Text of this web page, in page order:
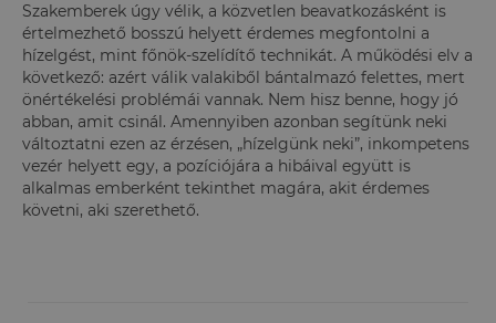
Szakemberek úgy vélik, a közvetlen beavatkozásként is
értelmezhető bosszú helyett érdemes megfontolni a
hízelgést, mint főnök-szelídítő technikát. A működési elv a
következő: azért válik valakiből bántalmazó felettes, mert
önértékelési problémái vannak. Nem hisz benne, hogy jó
abban, amit csinál. Amennyiben azonban segítünk neki
változtatni ezen az érzésen, „hízelgünk neki”, inkompetens
vezér helyett egy, a pozíciójára a hibáival együtt is
alkalmas emberként tekinthet magára, akit érdemes
követni, aki szerethető.